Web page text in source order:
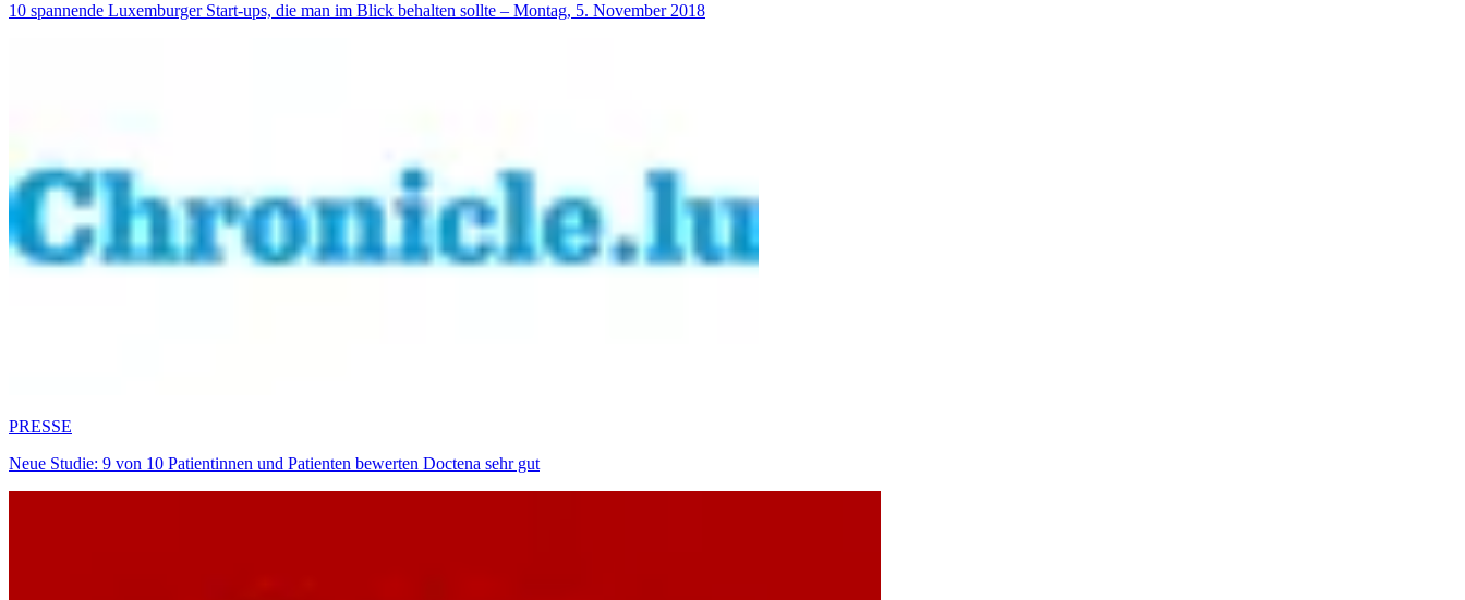
10 spannende Luxemburger Start-ups, die man im Blick behalten sollte – Montag, 5. November 2018
PRESSE
Neue Studie: 9 von 10 Patientinnen und Patienten bewerten Doctena sehr gut